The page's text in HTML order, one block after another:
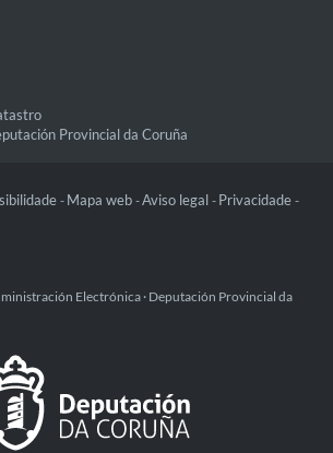
Provincial da Coruña
- Mapa web -Aviso legal - Privacidade -
Electrónica · Deputación Provincial da